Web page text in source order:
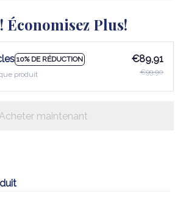
Économisez Plus!
10% DE RÉDUCTION
produit
€89,91
€99,90
Acheter maintenant